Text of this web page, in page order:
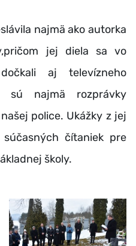
najmä ako autorka
jej diela sa vo
aj televízneho
sú najmä rozprávky
police. Ukážky z jej
čítaniek pre
školy.